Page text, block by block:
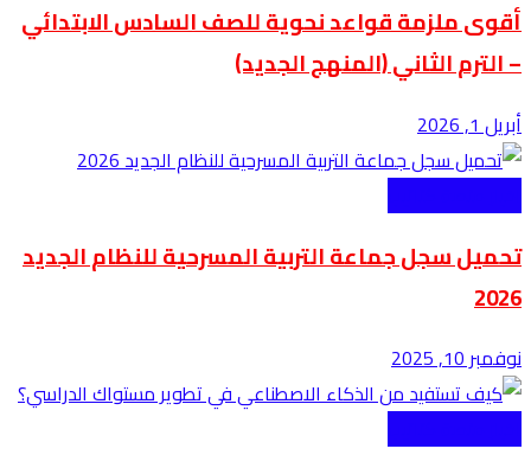
أقوى ملزمة قواعد نحوية للصف السادس الابتدائي
– الترم الثاني (المنهج الجديد)
أبريل 1, 2026
تحميل سجل جماعة التربية المسرحية للنظام الجديد
2026
نوفمبر 10, 2025